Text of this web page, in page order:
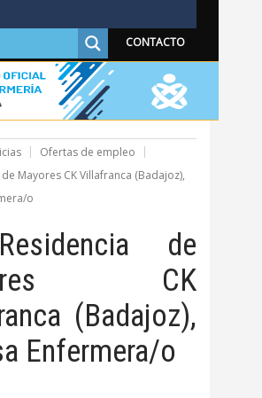
CONTACTO
Ofertas de empleo
Mayores CK Villafranca (Badajoz),
o
de
CK
(Badajoz),
Enfermera/o